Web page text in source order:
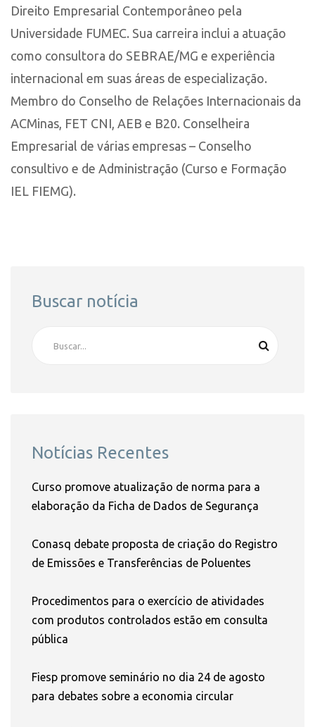
Direito Empresarial Contemporâneo pela
Universidade FUMEC. Sua carreira inclui a atuação
como consultora do SEBRAE/MG e experiência
internacional em suas áreas de especialização.
Membro do Conselho de Relações Internacionais da
ACMinas, FET CNI, AEB e B20. Conselheira
Empresarial de várias empresas – Conselho
consultivo e de Administração (Curso e Formação
IEL FIEMG).
Buscar notícia
Notícias Recentes
Curso promove atualização de norma para a
elaboração da Ficha de Dados de Segurança
Conasq debate proposta de criação do Registro
de Emissões e Transferências de Poluentes
Procedimentos para o exercício de atividades
com produtos controlados estão em consulta
pública
Fiesp promove seminário no dia 24 de agosto
para debates sobre a economia circular